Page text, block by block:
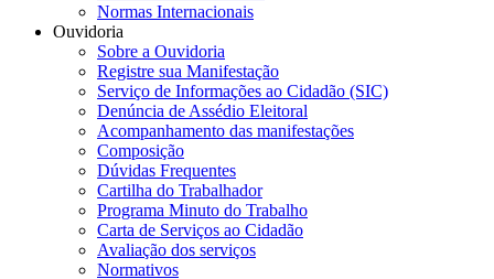
Normas Internacionais
Ouvidoria
Sobre a Ouvidoria
Registre sua Manifestação
Serviço de Informações ao Cidadão (SIC)
Denúncia de Assédio Eleitoral
Acompanhamento das manifestações
Composição
Dúvidas Frequentes
Cartilha do Trabalhador
Programa Minuto do Trabalho
Carta de Serviços ao Cidadão
Avaliação dos serviços
Normativos